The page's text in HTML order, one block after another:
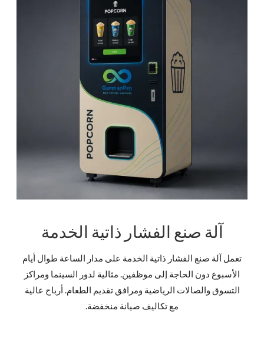
آلة صنع الفشار ذاتية الخدمة
تعمل آلة صنع الفشار ذاتية الخدمة على مدار الساعة طوال أيام
الأسبوع دون الحاجة إلى موظفين. مثالية لدور السينما ومراكز
التسوق والصالات الرياضية ومرافق تقديم الطعام. أرباح عالية
مع تكاليف صيانة منخفضة.